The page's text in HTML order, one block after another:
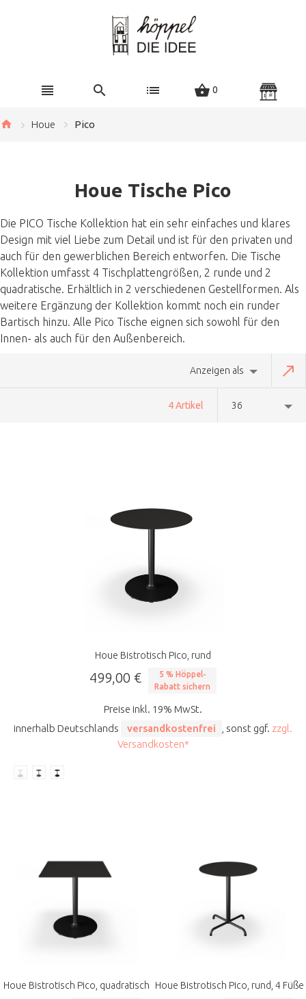
0
Houe Pico
Houe Tische Pico
Die PICO Tische Kollektion hat ein sehr einfaches und klares
Design mit viel Liebe zum Detail und ist für den privaten und
auch für den gewerblichen Bereich entworfen. Die Tische
Kollektion umfasst 4 Tischplattengrößen, 2 runde und 2
quadratische. Erhältlich in 2 verschiedenen Gestellformen. Als
weitere Ergänzung der Kollektion kommt noch ein runder
Bartisch hinzu. Alle Pico Tische eignen sich sowohl für den
Innen- als auch für den Außenbereich.
Anzeigen als
4 Artikel 36
Houe Bistrotisch Pico, rund
499,00 €
5 % Höppel-
Rabatt sichern
Preise inkl. 19% MwSt.
innerhalb Deutschlands
versandkostenfrei , sonst ggf. zzgl.
Versandkosten*
Houe Bistrotisch Pico, quadratisch Houe Bistrotisch Pico, rund, 4 Füße